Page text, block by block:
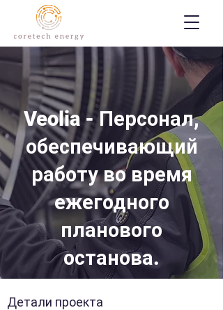
Veolia - Персонал,
обеспечивающий
работу во время
ежегодного
планового
останова.
Детали проекта